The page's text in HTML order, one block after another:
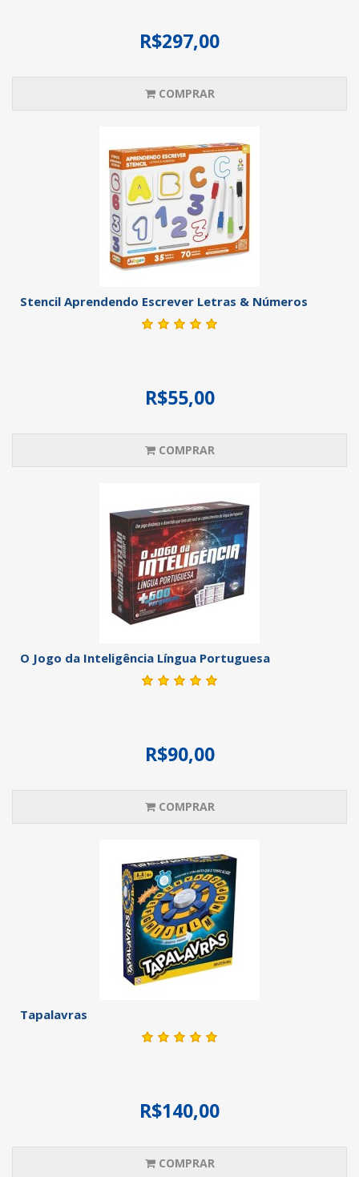
R$297,00
COMPRAR
Stencil Aprendendo Escrever Letras & Números
R$55,00
COMPRAR
O Jogo da Inteligência Língua Portuguesa
R$90,00
COMPRAR
Tapalavras
R$140,00
COMPRAR